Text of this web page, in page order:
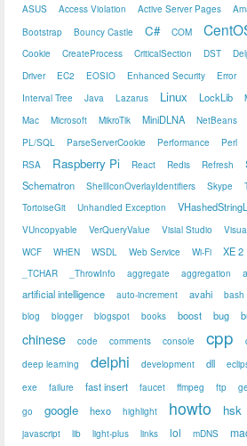
ASUS Access Violation Active Server Pages
Bootstrap Bouncy Castle C# COM
Cookie
CreateProcess CriticalSection DST
Driver
EC2 EOSIO Enhanced Security Error
Interval Tree Java Lazarus Linux LockLib
Mac
Microsoft MikroTik MiniDLNA NetBeans
PL/SQL ParseServerCookie Performance Perl
RSA Raspberry Pi React Redis Refresh
Schematron
ShellIconOverlayIdentifiers Skype
TortoiseGit
Unhandled Exception
VUncopyable VerQueryValue Visial Studio
WCF WHEN WSDL Web Service Wi-Fi XE 2
_TCHAR _ThrowInfo aggregate aggregation
artificial intelligence
auto-increment avahi bash
blog
blogger blogspot books boost bug
chinese code comments console cpp
deep learning
delphi development dll
exe
failure fast insert faucet ffmpeg ftp
go google hexo highlight howto hsk
javascript
lib light-plus links lol mDNS